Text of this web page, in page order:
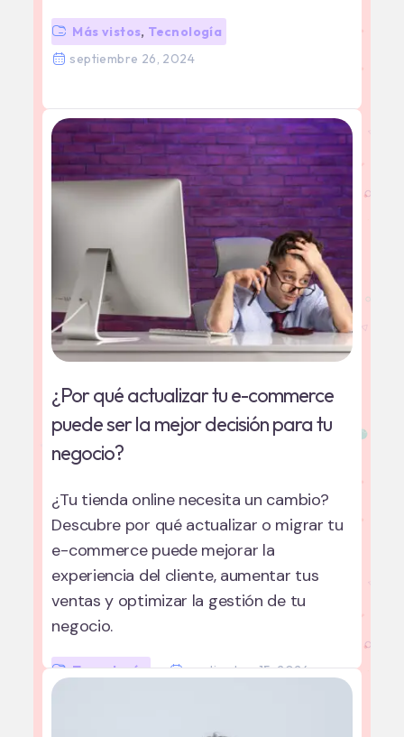
Más vistos, Tecnología
septiembre 26, 2024
¿Por qué actualizar tu e-commerce
puede ser la mejor decisión para tu
negocio?
¿Tu tienda online necesita un cambio?
Descubre por qué actualizar o migrar tu
e-commerce puede mejorar la
experiencia del cliente, aumentar tus
ventas y optimizar la gestión de tu
negocio.
Tecnología septiembre 15, 2024